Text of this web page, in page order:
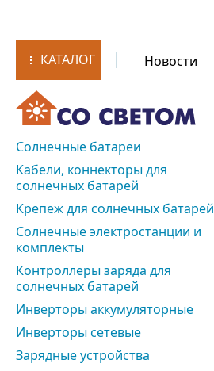
КАТАЛОГ Новости
Солнечные батареи
Кабели, коннекторы для
солнечных батарей
Крепеж для солнечных батарей
Солнечные электростанции и
комплекты
Контроллеры заряда для
солнечных батарей
Инверторы аккумуляторные
Инверторы сетевые
Зарядные устройства